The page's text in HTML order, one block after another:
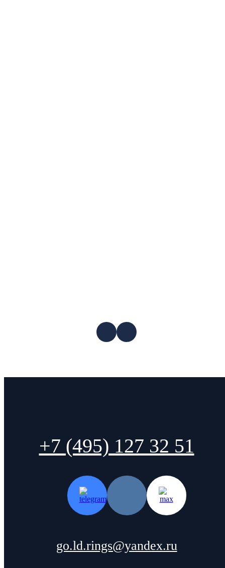
+7 (495) 127 32 51
go.ld.rings@yandex.ru